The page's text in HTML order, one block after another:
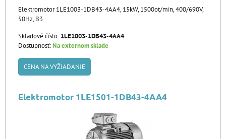
Elektromotor 1LE1003-1DB43-4AA4, 15kW, 1500ot/min, 400/690V,
50Hz, B3
Skladové číslo: 1LE1003-1DB43-4AA4
Dostupnosť:Na externom sklade
CENA NA VYŽIADANIE
Elektromotor 1LE1501-1DB43-4AA4